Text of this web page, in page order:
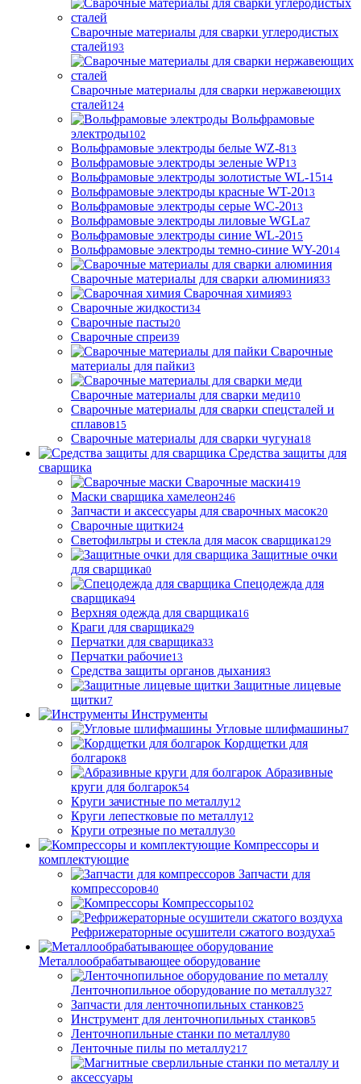
Сварочные материалы для сварки углеродистых
сталей193
Сварочные материалы для сварки нержавеющих
сталей124
Вольфрамовые
электроды102
Вольфрамовые электроды белые WZ-813
Вольфрамовые электроды зеленые WP13
Вольфрамовые электроды золотистые WL-1514
Вольфрамовые электроды красные WT-2013
Вольфрамовые электроды серые WC-2013
Вольфрамовые электроды лиловые WGLa7
Вольфрамовые электроды синие WL-2015
Вольфрамовые электроды темно-синие WY-2014
Сварочные материалы для сварки алюминия33
Сварочная химия93
Сварочные жидкости34
Сварочные пасты20
Сварочные спреи39
Сварочные
материалы для пайки3
Сварочные материалы для сварки меди10
Сварочные материалы для сварки спецсталей и
сплавов15
Сварочные материалы для сварки чугуна18
Средства защиты для
сварщика
Сварочные маски419
Маски сварщика хамелеон246
Запчасти и аксессуары для сварочных масок20
Сварочные щитки24
Светофильтры и стекла для масок сварщика129
Защитные очки
для сварщика0
Спецодежда для
сварщика94
Верхняя одежда для сварщика16
Краги для сварщика29
Перчатки для сварщика33
Перчатки рабочие13
Средства защиты органов дыхания3
Защитные лицевые
щитки7
Инструменты
Угловые шлифмашины7
Кордщетки для
болгарок8
Абразивные
круги для болгарок54
Круги зачистные по металлу12
Круги лепестковые по металлу12
Круги отрезные по металлу30
Компрессоры и
комплектующие
Запчасти для
компрессоров40
Компрессоры102
Рефрижераторные осушители сжатого воздуха5
Металлообрабатывающее оборудование
Ленточнопильное оборудование по металлу327
Запчасти для ленточнопильных станков25
Инструмент для ленточнопильных станков5
Ленточнопильные станки по металлу80
Ленточные пилы по металлу217